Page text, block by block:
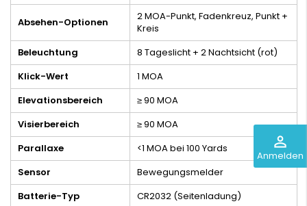
perm_identity
Anmelden
Absehen-Optionen
2 MOA-Punkt, Fadenkreuz, Punkt +
Kreis
Beleuchtung
8 Tageslicht + 2 Nachtsicht (rot)
Klick-Wert
1 MOA
Elevationsbereich
≥ 90 MOA
Visierbereich
≥ 90 MOA
Parallaxe
<1 MOA bei 100 Yards
Sensor
Bewegungsmelder
Batterie-Typ
CR2032 (Seitenladung)